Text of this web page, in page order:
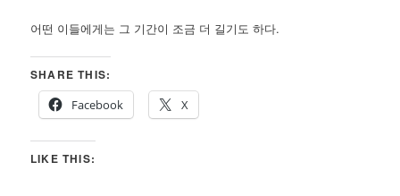
어떤 이들에게는 그 기간이 조금 더 길기도 하다.
SHARE THIS:
Facebook
X
LIKE THIS: